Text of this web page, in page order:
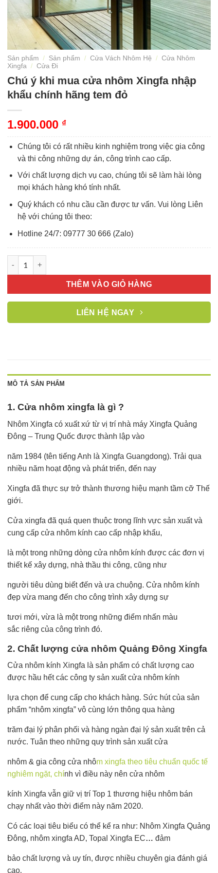
Sản phẩm / Sản phẩm / Cửa Vách Nhôm Hệ / Cửa Nhôm
Xingfa / Cửa Đi
Chú ý khi mua cửa nhôm Xingfa nhập
khẩu chính hãng tem đỏ
1.900.000 ₫
Chúng tôi có rất nhiều kinh nghiệm trong việc gia công
và thi công những dự án, công trình cao cấp.
Với chất lượng dịch vụ cao, chúng tôi sẽ làm hài lòng
mọi khách hàng khó tính nhất.
Quý khách có nhu cầu cần được tư vấn. Vui lòng Liên
hệ với chúng tôi theo:
Hotline 24/7: 09777 30 666 (Zalo)
THÊM VÀO GIỎ HÀNG
LIÊN HỆ NGAY
MÔ TẢ SẢN PHẨM
1. Cửa nhôm xingfa là gì ?
Nhôm Xingfa có xuất xứ từ vị trí nhà máy Xingfa Quảng
Đông – Trung Quốc được thành lập vào
năm 1984 (tên tiếng Anh là Xingfa Guangdong). Trải qua
nhiều năm hoạt động và phát triển, đến nay
Xingfa đã thực sự trở thành thương hiệu mạnh tầm cỡ Thế
giới.
Cửa xingfa đã quá quen thuộc trong lĩnh vực sản xuất và
cung cấp cửa nhôm kính cao cấp nhập khẩu,
là một trong những dòng cửa nhôm kính được các đơn vị
thiết kế xây dựng, nhà thầu thi công, cũng như
người tiêu dùng biết đến và ưa chuộng. Cửa nhôm kính
đẹp vừa mang đến cho công trình xây dựng sự
tươi mới, vừa là một trong những điểm nhấn màu
sắc riêng của công trình đó.
2. Chất lượng cửa nhôm Quảng Đông Xingfa
Cửa nhôm kính Xingfa là sản phẩm có chất lượng cao
được hầu hết các công ty sản xuất cửa nhôm kính
lựa chọn để cung cấp cho khách hàng. Sức hút của sản
phẩm “nhôm xingfa” vô cùng lớn thông qua hàng
trăm đại lý phân phối và hàng ngàn đại lý sản xuất trên cả
nước. Tuân theo những quy trình sản xuất cửa
nhôm & gia công cửa nhôm xingfa theo tiêu chuẩn quốc tế
nghiêm ngặt, chính vì điều này nên cửa nhôm
kính Xingfa vẫn giữ vị trí Top 1 thương hiệu nhôm bán
chạy nhất vào thời điểm này năm 2020.
Có các loại tiêu biểu có thể kể ra như: Nhôm Xingfa Quảng
Đông, nhôm xingfa AD, Topal Xingfa EC… đảm
bảo chất lượng và uy tín, được nhiều chuyên gia đánh giá
cao.